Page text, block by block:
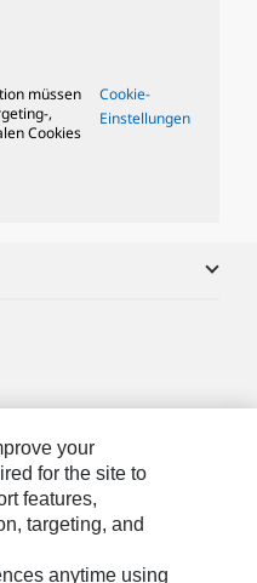
müssen
,
Cookies
Cookie-
Einstellungen
your
for the site to
features,
targeting, and
anytime using